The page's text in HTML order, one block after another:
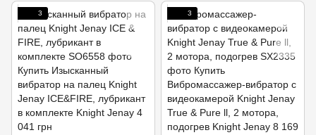
3 3